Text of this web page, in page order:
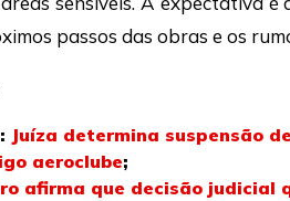
passos das obras e os
Juíza determina suspensão
aeroclube;
afirma que decisão judicial